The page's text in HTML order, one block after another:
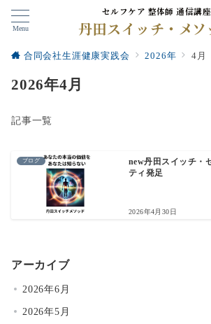
Menu
セルフケア 整体師 通信講座
丹田スイッチ・メソ
合同会社生涯健康実践会 2026年 4月
2026年4月
記事一覧
ブログ
new丹田スイッチ・
ティ発足
2026年4月30日
アーカイブ
2026年6月
2026年5月